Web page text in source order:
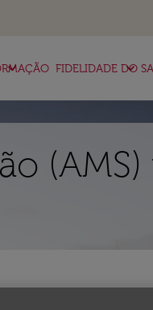
keyboard_arrow_down FIDELIDADE DO
keyboard_arrow_down